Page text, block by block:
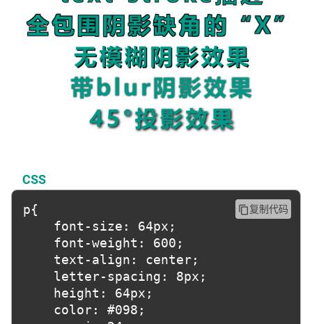
CSS
content_copy复制代码
p{